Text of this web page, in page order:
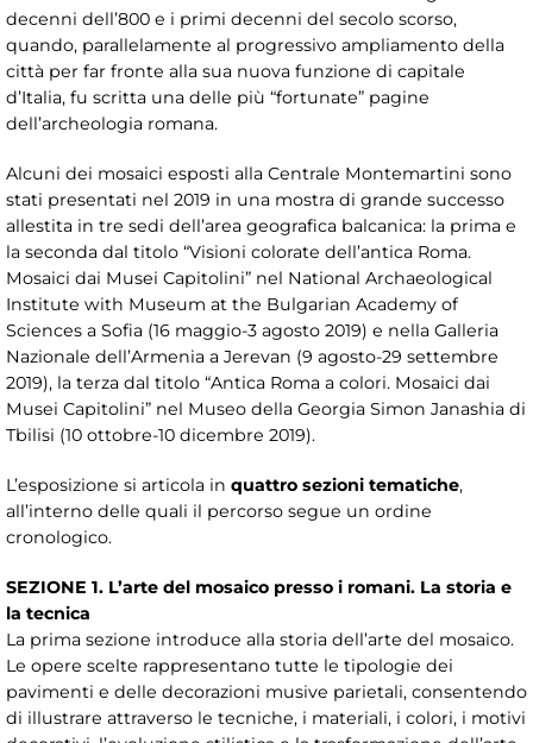
decenni dell’800 e i primi decenni del secolo scorso,
quando, parallelamente al progressivo ampliamento della
città per far fronte alla sua nuova funzione di capitale
d’Italia, fu scritta una delle più “fortunate” pagine
dell’archeologia romana.
Alcuni dei mosaici esposti alla Centrale Montemartini sono
stati presentati nel 2019 in una mostra di grande successo
allestita in tre sedi dell’area geografica balcanica: la prima e
la seconda dal titolo “Visioni colorate dell’antica Roma.
Mosaici dai Musei Capitolini” nel National Archaeological
Institute with Museum at the Bulgarian Academy of
Sciences a Sofia (16 maggio-3 agosto 2019) e nella Galleria
Nazionale dell’Armenia a Jerevan (9 agosto-29 settembre
2019), la terza dal titolo “Antica Roma a colori. Mosaici dai
Musei Capitolini” nel Museo della Georgia Simon Janashia di
Tbilisi (10 ottobre-10 dicembre 2019).
L’esposizione si articola in quattro sezioni tematiche,
all’interno delle quali il percorso segue un ordine
cronologico.
SEZIONE 1. L’arte del mosaico presso i romani. La storia e
la tecnica
La prima sezione introduce alla storia dell’arte del mosaico.
Le opere scelte rappresentano tutte le tipologie dei
pavimenti e delle decorazioni musive parietali, consentendo
di illustrare attraverso le tecniche, i materiali, i colori, i motivi